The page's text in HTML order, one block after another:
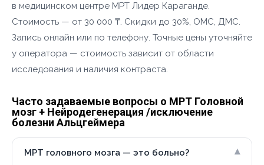
в медицинском центре МРТ Лидер Караганде.
Стоимость — от 30 000 ₸. Скидки до 30%, ОМС, ДМС.
Запись онлайн или по телефону. Точные цены уточняйте
у оператора — стоимость зависит от области
исследования и наличия контраста.
Часто задаваемые вопросы о МРТ Головной
мозг + Нейродегенерация /исключение
болезни Альцгеймера
МРТ головного мозга — это больно? ▾